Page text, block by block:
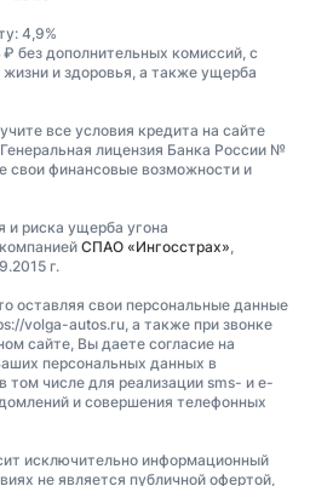
4,9%
без дополнительных комиссий, с
и здоровья, а также ущерба
все условия кредита на сайте
, Генеральная лицензия Банка России №
свои финансовые возможности и
и риска ущерба угона
СПАО «Ингосстрах»
г.
оставляя свои персональные данные
volga-autos.ru, а также при звонке
сайте, Вы даете согласие на
персональных данных в
том числе для реализации sms- и e-
и совершения телефонных
исключительно информационный
не является публичной офертой,